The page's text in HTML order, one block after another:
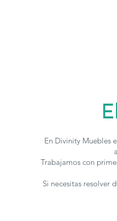
En Divinity Muebles
Trabajamos con
Si necesitas resolver